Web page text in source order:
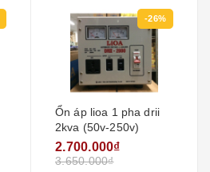
-26%
Ổn áp lioa 1 pha drii
2kva (50v-250v)
2.700.000₫
3.650.000₫